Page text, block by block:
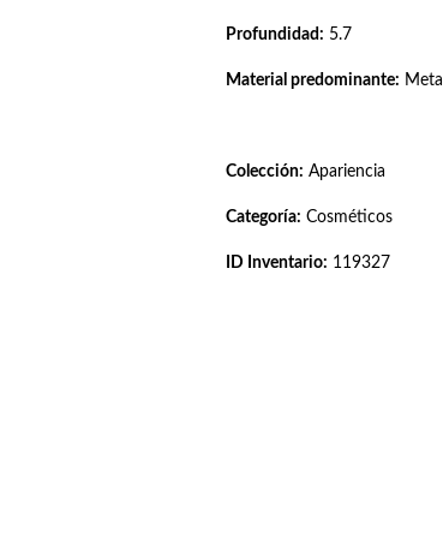
Profundidad: 5.7
Material predominante: Metal
Colección: Apariencia
Categoría: Cosméticos
ID Inventario: 119327